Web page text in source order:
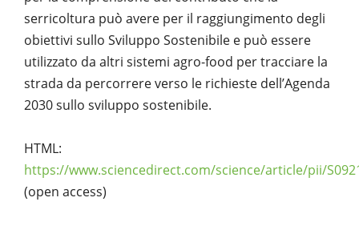
serricoltura può avere per il raggiungimento degli
obiettivi sullo Sviluppo Sostenibile e può essere
utilizzato da altri sistemi agro-food per tracciare la
strada da percorrere verso le richieste dell’Agenda
2030 sullo sviluppo sostenibile.
HTML:
https://www.sciencedirect.com/science/article/pii/
(open access)